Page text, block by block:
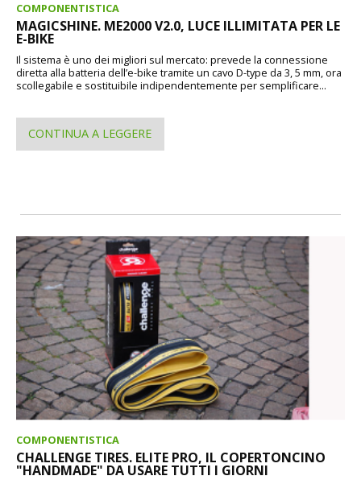
COMPONENTISTICA
MAGICSHINE. ME2000 V2.0, LUCE ILLIMITATA PER LE
E-BIKE
Il sistema è uno dei migliori sul mercato: prevede la connessione
diretta alla batteria dell’e-bike tramite un cavo D-type da 3, 5 mm, ora
scollegabile e sostituibile indipendentemente per semplificare...
CONTINUA A LEGGERE
COMPONENTISTICA
CHALLENGE TIRES. ELITE PRO, IL COPERTONCINO
"HANDMADE" DA USARE TUTTI I GIORNI